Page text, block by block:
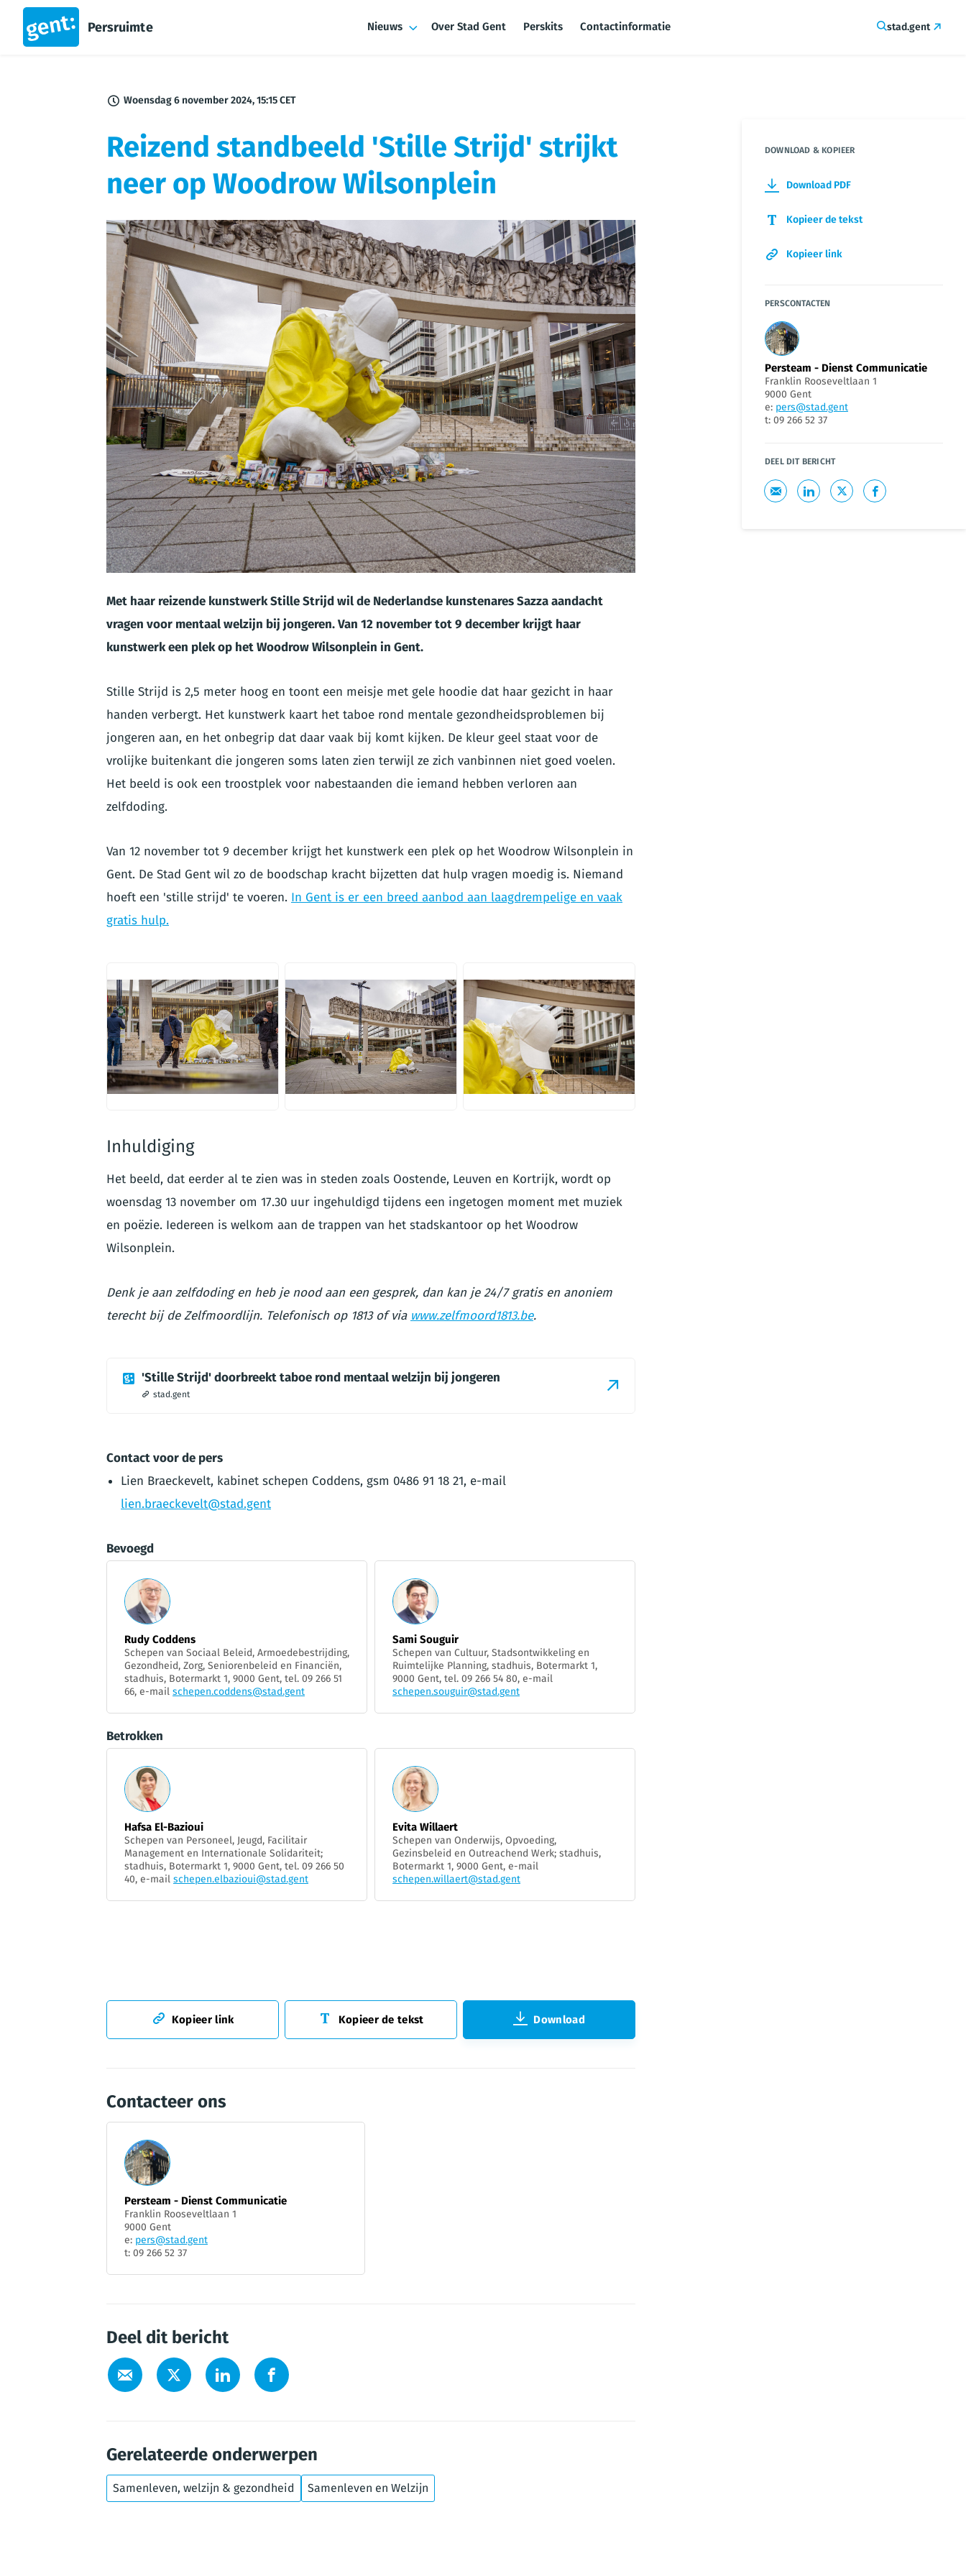
Persruimte Nieuws Over Stad Gent Perskits Contactinformatie stad.gent
Woensdag 6 november 2024, 15:15 CET
Reizend standbeeld 'Stille Strijd' strijkt
neer op Woodrow Wilsonplein
JPG
Met haar reizende kunstwerk Stille Strijd wil de Nederlandse kunstenares Sazza aandacht
vragen voor mentaal welzijn bij jongeren. Van 12 november tot 9 december krijgt haar
kunstwerk een plek op het Woodrow Wilsonplein in Gent.
Stille Strijd is 2,5 meter hoog en toont een meisje met gele hoodie dat haar gezicht in haar
handen verbergt. Het kunstwerk kaart het taboe rond mentale gezondheidsproblemen bij
jongeren aan, en het onbegrip dat daar vaak bij komt kijken. De kleur geel staat voor de
vrolijke buitenkant die jongeren soms laten zien terwijl ze zich vanbinnen niet goed voelen.
Het beeld is ook een troostplek voor nabestaanden die iemand hebben verloren aan
zelfdoding.
Van 12 november tot 9 december krijgt het kunstwerk een plek op het Woodrow Wilsonplein in
Gent. De Stad Gent wil zo de boodschap kracht bijzetten dat hulp vragen moedig is. Niemand
hoeft een 'stille strijd' te voeren. In Gent is er een breed aanbod aan laagdrempelige en vaak
gratis hulp.
JPG JPG JPG
Inhuldiging
Het beeld, dat eerder al te zien was in steden zoals Oostende, Leuven en Kortrijk, wordt op
woensdag 13 november om 17.30 uur ingehuldigd tijdens een ingetogen moment met muziek
en poëzie. Iedereen is welkom aan de trappen van het stadskantoor op het Woodrow
Wilsonplein.
Denk je aan zelfdoding en heb je nood aan een gesprek, dan kan je 24/7 gratis en anoniem
terecht bij de Zelfmoordlijn. Telefonisch op 1813 of via www.zelfmoord1813.be.
'Stille Strijd' doorbreekt taboe rond mentaal welzijn bij jongeren
stad.gent
Contact voor de pers
Lien Braeckevelt, kabinet schepen Coddens, gsm 0486 91 18 21, e-mail
lien.braeckevelt@stad.gent
Bevoegd
Rudy Coddens
Schepen van Sociaal Beleid, Armoedebestrijding,
Gezondheid, Zorg, Seniorenbeleid en Financiën,
stadhuis, Botermarkt 1, 9000 Gent, tel. 09 266 51
66, e-mail schepen.coddens@stad.gent
Sami Souguir
Schepen van Cultuur, Stadsontwikkeling en
Ruimtelijke Planning, stadhuis, Botermarkt 1,
9000 Gent, tel. 09 266 54 80, e-mail
schepen.souguir@stad.gent
Betrokken
Hafsa El-Bazioui
Schepen van Personeel, Jeugd, Facilitair
Management en Internationale Solidariteit;
stadhuis, Botermarkt 1, 9000 Gent, tel. 09 266 50
40, e-mail schepen.elbazioui@stad.gent
Evita Willaert
Schepen van Onderwijs, Opvoeding,
Gezinsbeleid en Outreachend Werk; stadhuis,
Botermarkt 1, 9000 Gent, e-mail
schepen.willaert@stad.gent
Kopieer link Kopieer de tekst Download
Contacteer ons
Persteam - Dienst Communicatie
Franklin Rooseveltlaan 1
9000 Gent
e: pers@stad.gent
t: 09 266 52 37
Deel dit bericht
Gerelateerde onderwerpen
Samenleven, welzijn & gezondheid Samenleven en Welzijn
DOWNLOAD & KOPIEER
Download PDF
Kopieer de tekst
Kopieer link
PERSCONTACTEN
Persteam - Dienst Communicatie
Franklin Rooseveltlaan 1
9000 Gent
e: pers@stad.gent
t: 09 266 52 37
DEEL DIT BERICHT